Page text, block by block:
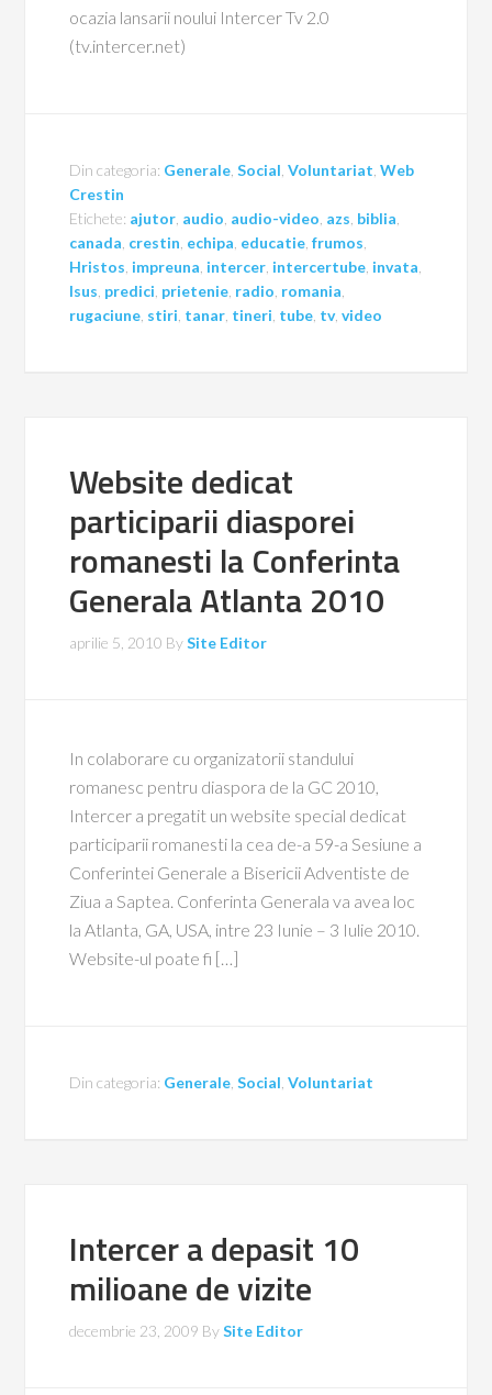
ocazia lansarii noului Intercer Tv 2.0
(tv.intercer.net)
Din categoria: Generale ,Social ,Voluntariat ,Web
Crestin
Etichete: ajutor audio audio-video azs biblia
canada crestin echipa educatie ,frumos
Hristos impreuna intercer intercertube invata
Isus predici prietenie radio romania
rugaciune stiri tanar tineri tube tv,video
Website dedicat
participarii diasporei
romanesti la Conferinta
Generala Atlanta 2010
aprilie 5, 2010 BySite Editor
In colaborare cu organizatorii standului
romanesc pentru diaspora de la GC 2010,
Intercer a pregatit un website special dedicat
participarii romanesti la cea de-a 59-a Sesiune a
Conferintei Generale a Bisericii Adventiste de
Ziua a Saptea. Conferinta Generala va avea loc
la Atlanta, GA, USA, intre 23 Iunie – 3 Iulie 2010.
Website-ul poate fi […]
Din categoria: Generale ,Social ,Voluntariat
Intercer a depasit 10
milioane de vizite
decembrie 23, 2009 BySite Editor